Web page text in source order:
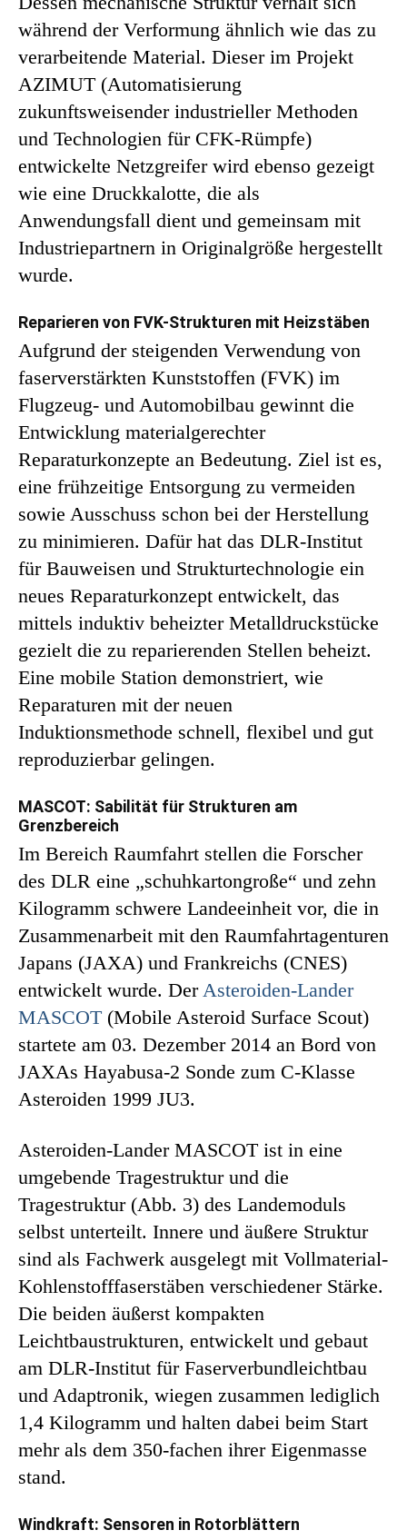
während der Verformung ähnlich wie das zu
verarbeitende Material. Dieser im Projekt
AZIMUT (Automatisierung
zukunftsweisender industrieller Methoden
und Technologien für CFK-Rümpfe)
entwickelte Netzgreifer wird ebenso gezeigt
wie eine Druckkalotte, die als
Anwendungsfall dient und gemeinsam mit
Industriepartnern in Originalgröße hergestellt
wurde.
Reparieren von FVK-Strukturen mit Heizstäben
Aufgrund der steigenden Verwendung von
faserverstärkten Kunststoffen (FVK) im
Flugzeug- und Automobilbau gewinnt die
Entwicklung materialgerechter
Reparaturkonzepte an Bedeutung. Ziel ist es,
eine frühzeitige Entsorgung zu vermeiden
sowie Ausschuss schon bei der Herstellung
zu minimieren. Dafür hat das DLR-Institut
für Bauweisen und Strukturtechnologie ein
neues Reparaturkonzept entwickelt, das
mittels induktiv beheizter Metalldruckstücke
gezielt die zu reparierenden Stellen beheizt.
Eine mobile Station demonstriert, wie
Reparaturen mit der neuen
Induktionsmethode schnell, flexibel und gut
reproduzierbar gelingen.
MASCOT: Sabilität für Strukturen am
Grenzbereich
Im Bereich Raumfahrt stellen die Forscher
des DLR eine „schuhkartongroße“ und zehn
Kilogramm schwere Landeeinheit vor, die in
Zusammenarbeit mit den Raumfahrtagenturen
Japans (JAXA) und Frankreichs (CNES)
entwickelt wurde. DerAsteroiden-Lander
MASCOT (Mobile Asteroid Surface Scout)
startete am 03. Dezember 2014 an Bord von
JAXAs Hayabusa-2 Sonde zum C-Klasse
Asteroiden 1999 JU3.
Asteroiden-Lander MASCOT ist in eine
umgebende Tragestruktur und die
Tragestruktur (Abb. 3) des Landemoduls
selbst unterteilt. Innere und äußere Struktur
sind als Fachwerk ausgelegt mit Vollmaterial-
Kohlenstofffaserstäben verschiedener Stärke.
Die beiden äußerst kompakten
Leichtbaustrukturen, entwickelt und gebaut
am DLR-Institut für Faserverbundleichtbau
und Adaptronik, wiegen zusammen lediglich
1,4 Kilogramm und halten dabei beim Start
mehr als dem 350-fachen ihrer Eigenmasse
stand.
Windkraft: Sensoren in Rotorblättern